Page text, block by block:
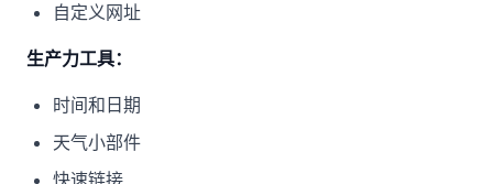
自定义网址
生产力工具：
时间和日期
天气小部件
快速链接